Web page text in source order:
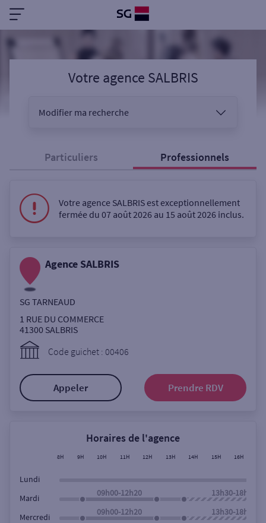
Votre agence SALBRIS
Modifier ma recherche
Sélectionnez votre recherche
Coffre-fort
Ville / Code postal
Rechercher
Particuliers Professionnels
Votre agence SALBRIS est exceptionnellement
fermée du 07 août 2026 au 15 août 2026 inclus.
Agence SALBRIS
SG TARNEAUD
1 RUE DU COMMERCE
41300 SALBRIS
Code guichet : 00406
Appeler Prendre RDV
Horaires de l'agence
8H 9H 10H 11H 12H 13H 14H 15H 16H
Lundi
Mardi
09h00-12h20 13h30-18h00
Mercredi
09h00-12h20 13h30-18h00